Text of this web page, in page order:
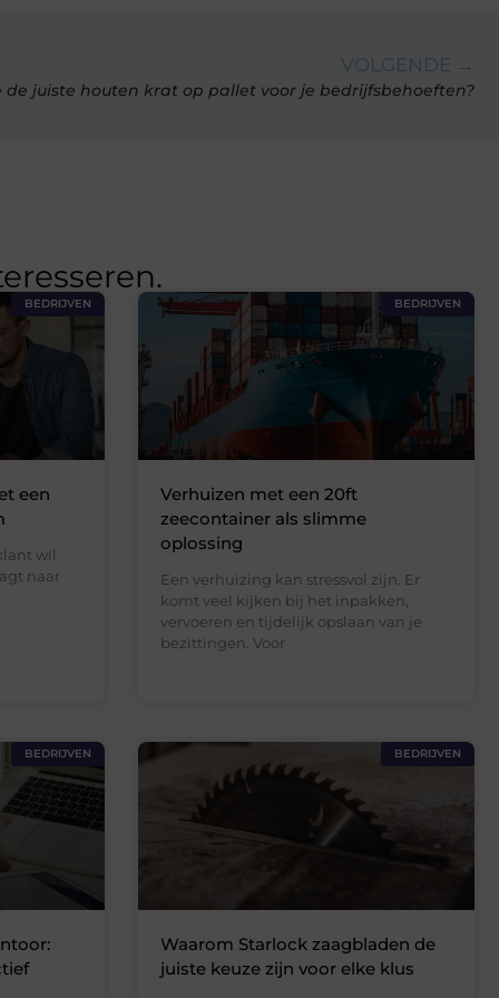
VOLGENDE →
de juiste houten krat op pallet voor je bedrijfsbehoeften?
BEDRIJVEN
een
wil
naar
BEDRIJVEN
Verhuizen met een 20ft
zeecontainer als slimme
oplossing
Een verhuizing kan stressvol zijn. Er
komt veel kijken bij het inpakken,
vervoeren en tijdelijk opslaan van je
bezittingen. Voor
BEDRIJVEN BEDRIJVEN
Waarom Starlock zaagbladen de
juiste keuze zijn voor elke klus